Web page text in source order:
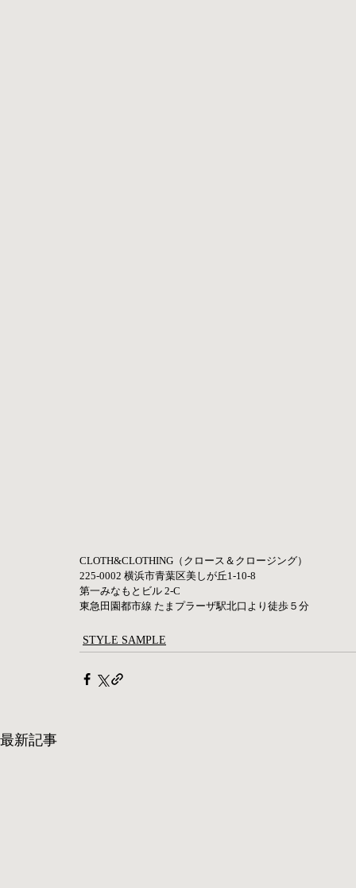
CLOTH&CLOTHING（クロース＆クロージング）
225-0002 横浜市青葉区美しが丘1-10-8
第一みなもとビル 2-C
東急田園都市線 たまプラーザ駅北口より徒歩５分
STYLE SAMPLE
最新記事